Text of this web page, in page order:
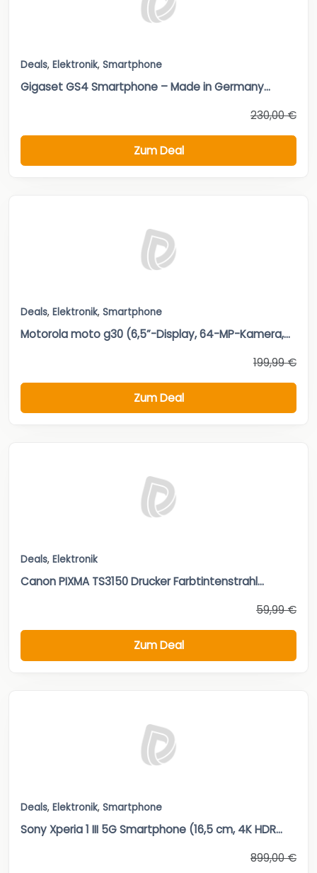
Deals, Elektronik, Smartphone
Gigaset GS4 Smartphone – Made in Germany...
230,00 €
Zum Deal
Deals, Elektronik, Smartphone
Motorola moto g30 (6,5”-Display, 64-MP-Kamera,...
199,99 €
Zum Deal
Deals, Elektronik
Canon PIXMA TS3150 Drucker Farbtintenstrahl...
59,99 €
Zum Deal
Deals, Elektronik, Smartphone
Sony Xperia 1 III 5G Smartphone (16,5 cm, 4K HDR...
899,00 €